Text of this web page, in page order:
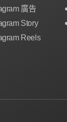
廣告
Story
Reels